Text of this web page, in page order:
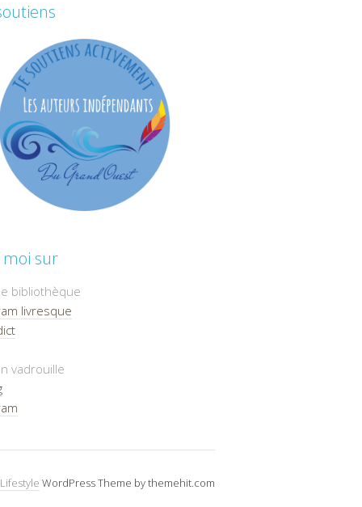
moi sur
bibliothèque
livresque
vadrouille
Lifestyle WordPress Theme by themehit.com